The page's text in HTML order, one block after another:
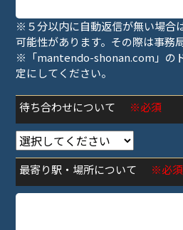
※５分以内に自動返信が無い場合
可能性があります。その際は事務
※「mantendo-shonan.com」の
定にしてください。
待ち合わせについて ※必須
最寄り駅・場所について ※必須